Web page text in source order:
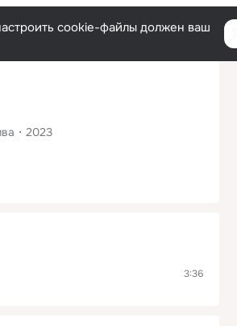
Русский
cookie-файлы должен ваш
2023
3:36